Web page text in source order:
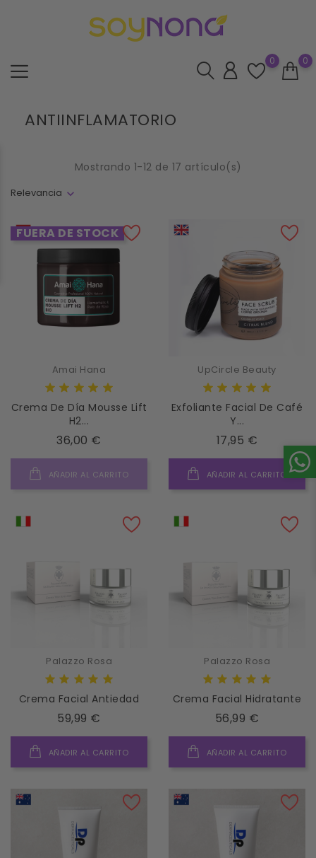
0
0
ANTIINFLAMATORIO
Relevancia
Mostrando 1-12 de 17 artículo(s)
FUERA DE STOCK
Amai Hana
Crema De Día Mousse Lift
H2...
36,00 €
AÑADIR AL CARRITO
UpCircle Beauty
Exfoliante Facial De Café
Y...
17,95 €
AÑADIR AL CARRITO
Palazzo Rosa
Crema Facial Antiedad
59,99 €
AÑADIR AL CARRITO
Palazzo Rosa
Crema Facial Hidratante
56,99 €
AÑADIR AL CARRITO